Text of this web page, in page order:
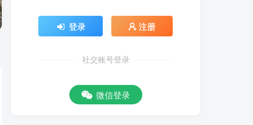
登录 注册
社交账号登录
微信登录